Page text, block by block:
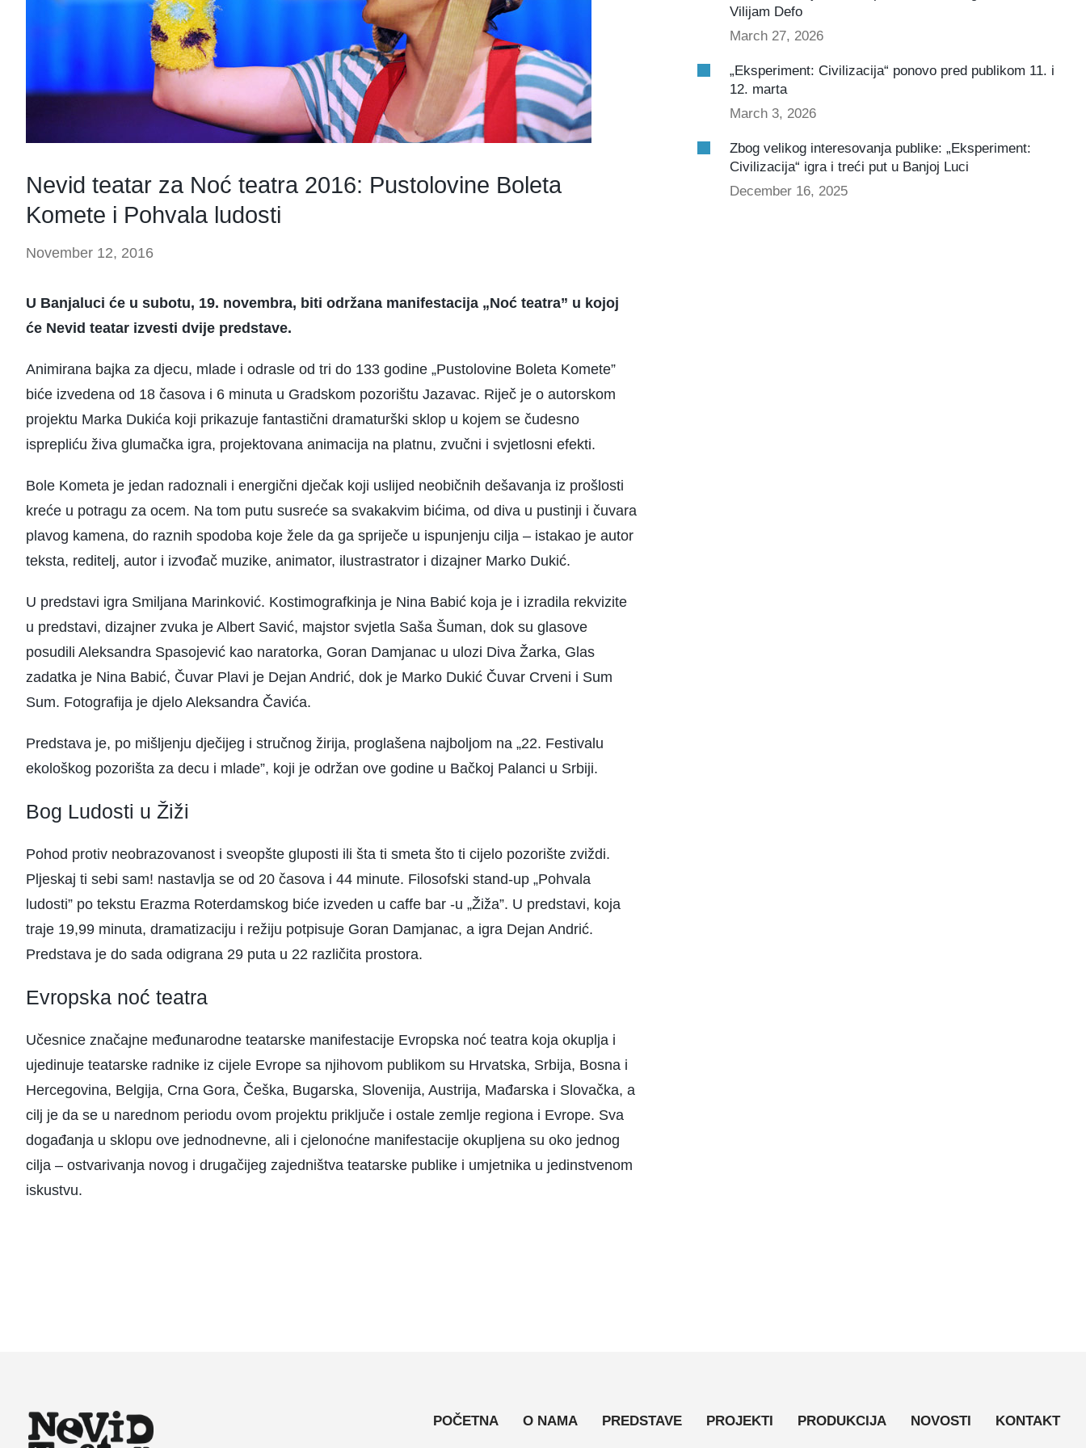
Nevid teatar za Noć teatra 2016: Pustolovine Boleta
Komete i Pohvala ludosti
November 12, 2016
U Banjaluci će u subotu, 19. novembra, biti održana manifestacija „Noć teatra” u kojoj
će Nevid teatar izvesti dvije predstave.
Animirana bajka za djecu, mlade i odrasle od tri do 133 godine „Pustolovine Boleta Komete”
biće izvedena od 18 časova i 6 minuta u Gradskom pozorištu Jazavac. Riječ je o autorskom
projektu Marka Dukića koji prikazuje fantastični dramaturški sklop u kojem se čudesno
isprepliću živa glumačka igra, projektovana animacija na platnu, zvučni i svjetlosni efekti.
Bole Kometa je jedan radoznali i energični dječak koji uslijed neobičnih dešavanja iz prošlosti
kreće u potragu za ocem. Na tom putu susreće sa svakakvim bićima, od diva u pustinji i čuvara
plavog kamena, do raznih spodoba koje žele da ga spriječe u ispunjenju cilja – istakao je autor
teksta, reditelj, autor i izvođač muzike, animator, ilustrastrator i dizajner Marko Dukić.
U predstavi igra Smiljana Marinković. Kostimografkinja je Nina Babić koja je i izradila rekvizite
u predstavi, dizajner zvuka je Albert Savić, majstor svjetla Saša Šuman, dok su glasove
posudili Aleksandra Spasojević kao naratorka, Goran Damjanac u ulozi Diva Žarka, Glas
zadatka je Nina Babić, Čuvar Plavi je Dejan Andrić, dok je Marko Dukić Čuvar Crveni i Sum
Sum. Fotografija je djelo Aleksandra Čavića.
Predstava je, po mišljenju dječijeg i stručnog žirija, proglašena najboljom na „22. Festivalu
ekološkog pozorišta za decu i mlade”, koji je održan ove godine u Bačkoj Palanci u Srbiji.
Bog Ludosti u Žiži
Pohod protiv neobrazovanost i sveopšte gluposti ili šta ti smeta što ti cijelo pozorište zviždi.
Pljeskaj ti sebi sam! nastavlja se od 20 časova i 44 minute. Filosofski stand-up „Pohvala
ludosti” po tekstu Erazma Roterdamskog biće izveden u caffe bar -u „Žiža”. U predstavi, koja
traje 19,99 minuta, dramatizaciju i režiju potpisuje Goran Damjanac, a igra Dejan Andrić.
Predstava je do sada odigrana 29 puta u 22 različita prostora.
Evropska noć teatra
Učesnice značajne međunarodne teatarske manifestacije Evropska noć teatra koja okuplja i
ujedinuje teatarske radnike iz cijele Evrope sa njihovom publikom su Hrvatska, Srbija, Bosna i
Hercegovina, Belgija, Crna Gora, Češka, Bugarska, Slovenija, Austrija, Mađarska i Slovačka, a
cilj je da se u narednom periodu ovom projektu priključe i ostale zemlje regiona i Evrope. Sva
događanja u sklopu ove jednodnevne, ali i cjelonoćne manifestacije okupljena su oko jednog
cilja – ostvarivanja novog i drugačijeg zajedništva teatarske publike i umjetnika u jedinstvenom
iskustvu.
Vilijam Defo
March 27, 2026
„Eksperiment: Civilizacija“ ponovo pred publikom 11. i
12. marta
March 3, 2026
Zbog velikog interesovanja publike: „Eksperiment:
Civilizacija“ igra i treći put u Banjoj Luci
December 16, 2025
POČETNA O NAMA PREDSTAVE PROJEKTI PRODUKCIJA NOVOSTI KONTAKT